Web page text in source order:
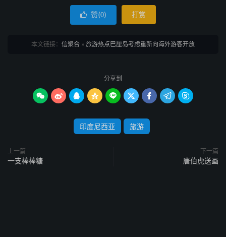
 赞(0) 打赏
本文链接： 信聚合 » 旅游热点巴厘岛考虑重新向海外游客开放
分享到
        
印度尼西亚 旅游
上一篇
一支棒棒糖
下一篇
唐伯虎送画